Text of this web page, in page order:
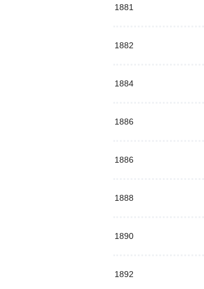
1881
1882
1884
1886
1886
1888
1890
1892